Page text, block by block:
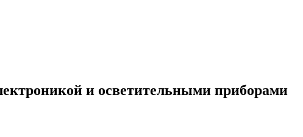
и осветительными приборами